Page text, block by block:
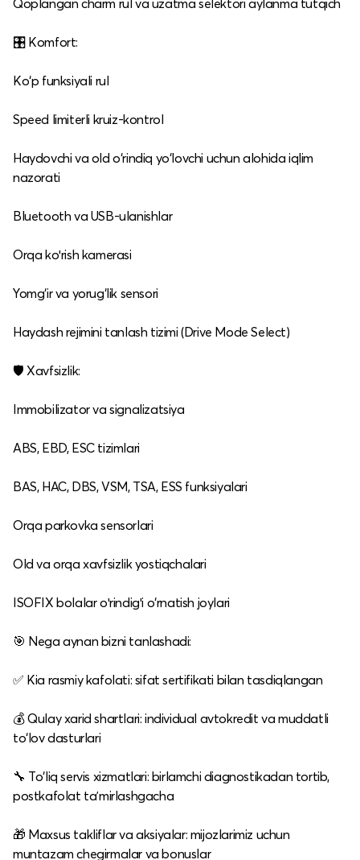
Qoplangan charm rul va uzatma selektori aylanma tutqich
🎛️ Komfort:
Ko‘p funksiyali rul
Speed limiterli kruiz‑kontrol
Haydovchi va old o‘rindiq yo‘lovchi uchun alohida iqlim
nazorati
Bluetooth va USB‑ulanishlar
Orqa koʻrish kamerasi
Yomg‘ir va yorug‘lik sensori
Haydash rejimini tanlash tizimi (Drive Mode Select)
🛡️ Xavfsizlik:
Immobilizator va signalizatsiya
ABS, EBD, ESC tizimlari
BAS, HAC, DBS, VSM, TSA, ESS funksiyalari
Orqa parkovka sensorlari
Old va orqa xavfsizlik yostiqchalari
ISOFIX bolalar oʻrindigʻi o‘rnatish joylari
🎯 Nega aynan bizni tanlashadi:
✅ Kia rasmiy kafolati: sifat sertifikati bilan tasdiqlangan
💰 Qulay xarid shartlari: individual avtokredit va muddatli
to‘lov dasturlari
🔧 To‘liq servis xizmatlari: birlamchi diagnostikadan tortib,
postkafolat taʼmirlashgacha
🎁 Maxsus takliflar va aksiyalar: mijozlarimiz uchun
muntazam chegirmalar va bonuslar